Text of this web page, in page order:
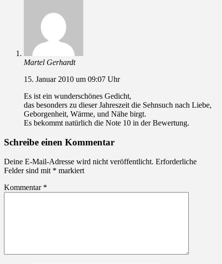
Martel Gerhardt
15. Januar 2010 um 09:07 Uhr
Es ist ein wunderschönes Gedicht,
das besonders zu dieser Jahreszeit die Sehnsuch nach Liebe,
Geborgenheit, Wärme, und Nähe birgt.
Es bekommt natürlich die Note 10 in der Bewertung.
Schreibe einen Kommentar
Deine E-Mail-Adresse wird nicht veröffentlicht. Erforderliche
Felder sind mit * markiert
Kommentar *